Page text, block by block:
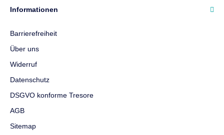
Informationen
Barrierefreiheit
Über uns
Widerruf
Datenschutz
DSGVO konforme Tresore
AGB
Sitemap